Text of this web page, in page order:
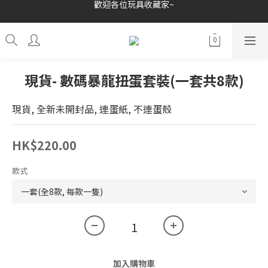
歡迎各位玩具收藏家~
本店持有商業登記證~
接受消費券(支付寶HK/八達通)~
現貨- 數碼暴龍扭蛋套裝(一套共8款)
現貨, 全新未開封品, 連蛋紙, 不連蛋殼
HK$220.00
款式
加入購物車